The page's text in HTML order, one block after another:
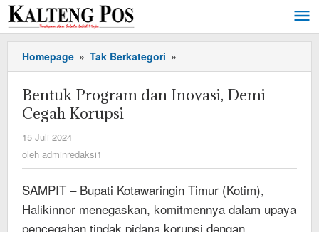
Lewati
ke
konten
Homepage » Tak Berkategori »
Program
Inovasi,
Bentuk Program dan Inovasi, Demi
Cegah Korupsi
15 Juli 2024
adminredaksi1
oleh adminredaksi1
SAMPIT – Bupati Kotawaringin Timur (Kotim),
Halikinnor menegaskan, komitmennya dalam upaya
pencegahan tindak pidana korupsi dengan